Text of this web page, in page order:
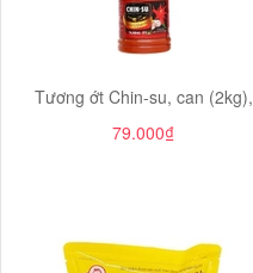
Tương ớt Chin-su, can (2kg),
79.000₫